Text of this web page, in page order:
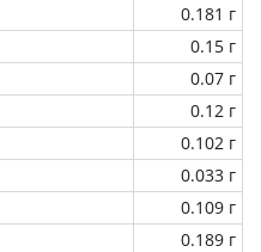
0.181 г
0.15 г
0.07 г
0.12 г
0.102 г
0.033 г
0.109 г
0.189 г